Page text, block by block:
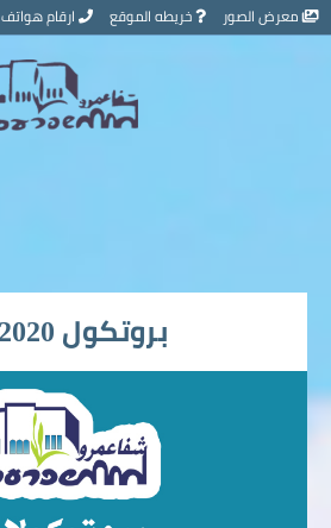
تخطي
إلى
محتوى
الصفحة
معرض الصور خريطه الموقع ارقام هواتف
بروتكول 13/2020